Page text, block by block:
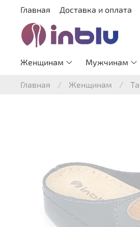
Главная Доставка и оплата
Женщинам Мужчинам
Главная Женщинам